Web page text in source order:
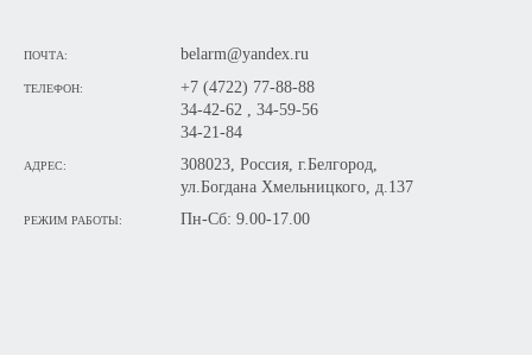
ПОЧТА: belarm@yandex.ru
ТЕЛЕФОН:
+7 (4722) 77-88-88
34-42-62 , 34-59-56
34-21-84
АДРЕС:
308023, Россия, г.Белгород,
ул.Богдана Хмельницкого, д.137
РЕЖИМ РАБОТЫ: Пн-Сб: 9.00-17.00